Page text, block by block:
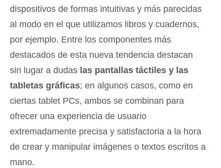
dispositivos de formas intuitivas y más parecidas
al modo en el que utilizamos libros y cuadernos,
por ejemplo. Entre los componentes más
destacados de esta nueva tendencia destacan
sin lugar a dudas las pantallas táctiles y las
tabletas gráficas; en algunos casos, como en
ciertas tablet PCs, ambos se combinan para
ofrecer una experiencia de usuario
extremadamente precisa y satisfactoria a la hora
de crear y manipular imágenes o textos escritos a
mano.